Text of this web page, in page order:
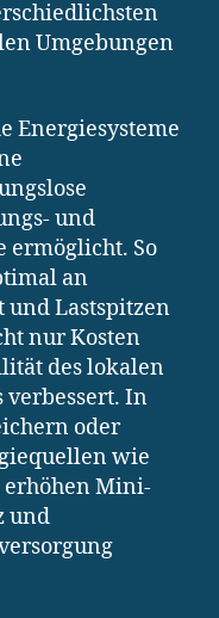
Umgebungen
Energiesysteme
und
ermöglicht. So
an
und Lastspitzen
nur Kosten
des lokalen
verbessert. In
oder
wie
Mini-
und